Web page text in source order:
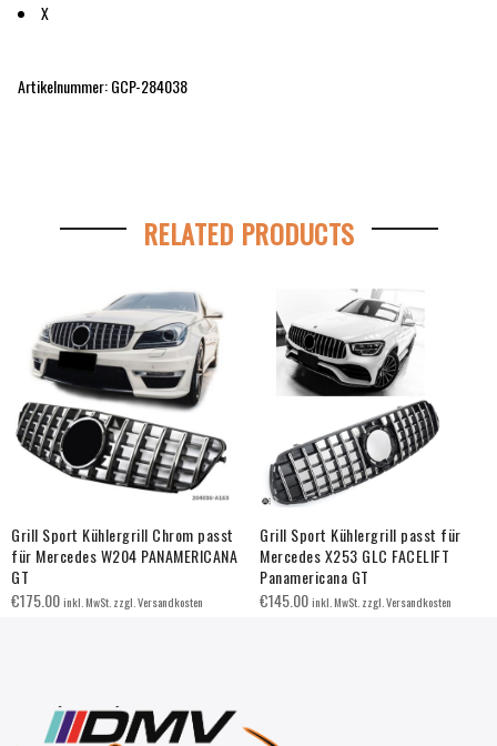
X
Artikelnummer: GCP-284038
RELATED PRODUCTS
Grill Sport Kühlergrill Chrom passt
für Mercedes W204 PANAMERICANA
GT
€175.00inkl. MwSt. zzgl. Versandkosten
Grill Sport Kühlergrill passt für
Mercedes X253 GLC FACELIFT
Panamericana GT
€145.00inkl. MwSt. zzgl. Versandkosten